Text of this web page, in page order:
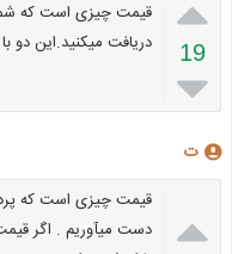

19

قیمت چیزی است که
دریافت میکنید.این دو
ت

قیمت چیزی است که
دست میآوریم . اگر